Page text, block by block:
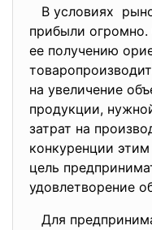
В условиях
прибыли
ее получению
на увеличение
продукции,
затрат на
конкуренции
цель
удовлетворение
Для